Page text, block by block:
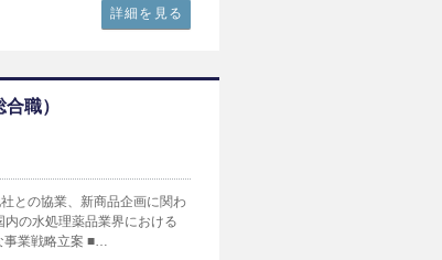
詳細を見る
職）
との協業、新商品企画に関わ
の水処理薬品業界における
事業戦略立案 ■…